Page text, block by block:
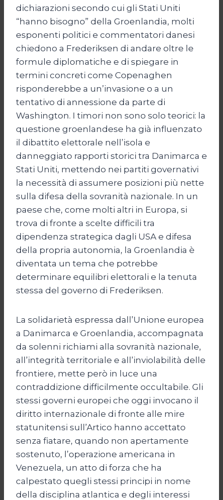
dichiarazioni secondo cui gli Stati Uniti
“hanno bisogno” della Groenlandia, molti
esponenti politici e commentatori danesi
chiedono a Frederiksen di andare oltre le
formule diplomatiche e di spiegare in
termini concreti come Copenaghen
risponderebbe a un’invasione o a un
tentativo di annessione da parte di
Washington. I timori non sono solo teorici: la
questione groenlandese ha già influenzato
il dibattito elettorale nell’isola e
danneggiato rapporti storici tra Danimarca e
Stati Uniti, mettendo nei partiti governativi
la necessità di assumere posizioni più nette
sulla difesa della sovranità nazionale. In un
paese che, come molti altri in Europa, si
trova di fronte a scelte difficili tra
dipendenza strategica dagli USA e difesa
della propria autonomia, la Groenlandia è
diventata un tema che potrebbe
determinare equilibri elettorali e la tenuta
stessa del governo di Frederiksen.
La solidarietà espressa dall’Unione europea
a Danimarca e Groenlandia, accompagnata
da solenni richiami alla sovranità nazionale,
all’integrità territoriale e all’inviolabilità delle
frontiere, mette però in luce una
contraddizione difficilmente occultabile. Gli
stessi governi europei che oggi invocano il
diritto internazionale di fronte alle mire
statunitensi sull’Artico hanno accettato
senza fiatare, quando non apertamente
sostenuto, l’operazione americana in
Venezuela, un atto di forza che ha
calpestato quegli stessi principi in nome
della disciplina atlantica e degli interessi